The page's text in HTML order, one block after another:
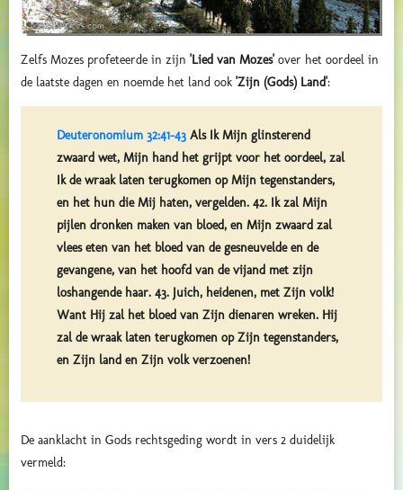
Zelfs Mozes profeteerde in zijn 'Lied van Mozes' over het oordeel in
de laatste dagen en noemde het land ook 'Zijn (Gods) Land':
Deuteronomium 32:41-43 Als Ik Mijn glinsterend
zwaard wet, Mijn hand het grijpt voor het oordeel, zal
Ik de wraak laten terugkomen op Mijn tegenstanders,
en het hun die Mij haten, vergelden. 42. Ik zal Mijn
pijlen dronken maken van bloed, en Mijn zwaard zal
vlees eten van het bloed van de gesneuvelde en de
gevangene, van het hoofd van de vijand met zijn
loshangende haar. 43. Juich, heidenen, met Zijn volk!
Want Hij zal het bloed van Zijn dienaren wreken. Hij
zal de wraak laten terugkomen op Zijn tegenstanders,
en Zijn land en Zijn volk verzoenen!
De aanklacht in Gods rechtsgeding wordt in vers 2 duidelijk
vermeld: